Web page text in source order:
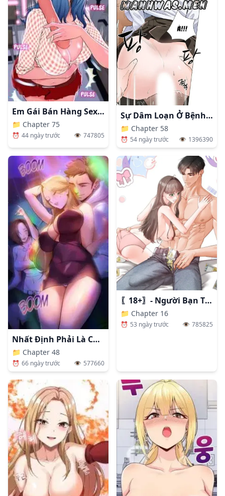
Em Gái Bán Hàng Sextoy
📁 Chapter 75
⏰ 44 ngày trước 👁️ 747805
Sự Dâm Loạn Ở Bệnh Viện
📁 Chapter 58
⏰ 54 ngày trước 👁️ 1396390
Nhất Định Phải Là Chị Ấy
📁 Chapter 48
⏰ 66 ngày trước 👁️ 577660
〖18+〗- Người Bạn Thanh Mai Trúc Mã Tính Theo Giá Thị Trường
📁 Chapter 16
⏰ 53 ngày trước 👁️ 785825